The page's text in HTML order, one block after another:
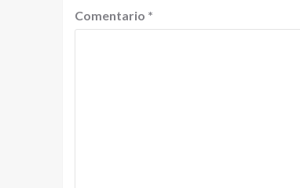
Comentario *